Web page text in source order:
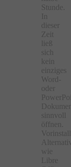
Stunde.
In
dieser
Zeit
ließ
sich
kein
einziges
Word-
oder
sinnvoll
öffnen.
wie
Libre